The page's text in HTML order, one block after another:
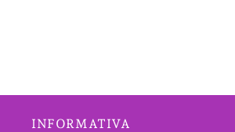
INFORMATIVA